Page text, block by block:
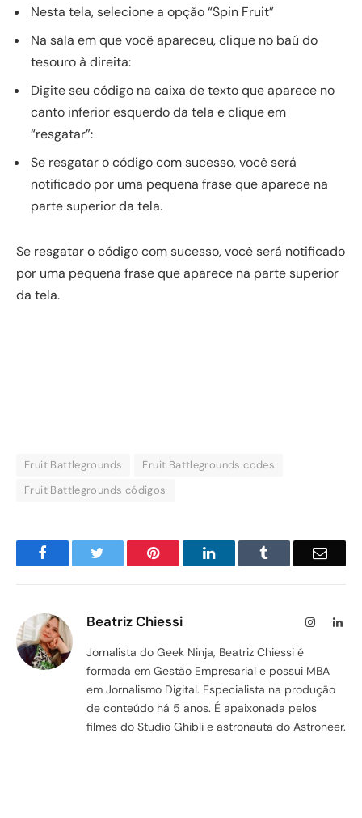
Nesta tela, selecione a opção “Spin Fruit”
Na sala em que você apareceu, clique no baú do
tesouro à direita:
Digite seu código na caixa de texto que aparece no
canto inferior esquerdo da tela e clique em
“resgatar”:
Se resgatar o código com sucesso, você será
notificado por uma pequena frase que aparece na
parte superior da tela.
Se resgatar o código com sucesso, você será notificado
por uma pequena frase que aparece na parte superior
da tela.
Fruit Battlegrounds
Fruit Battlegrounds codes
Fruit Battlegrounds códigos
Facebook Pinterest LinkedIn Email
Beatriz Chiessi Instagram
Jornalista do Geek Ninja, Beatriz Chiessi é
formada em Gestão Empresarial e possui MBA
em Jornalismo Digital. Especialista na produção
de conteúdo há 5 anos. É apaixonada pelos
filmes do Studio Ghibli e astronauta do Astroneer.